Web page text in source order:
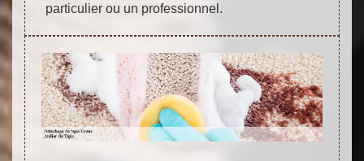
particulier ou un professionnel.